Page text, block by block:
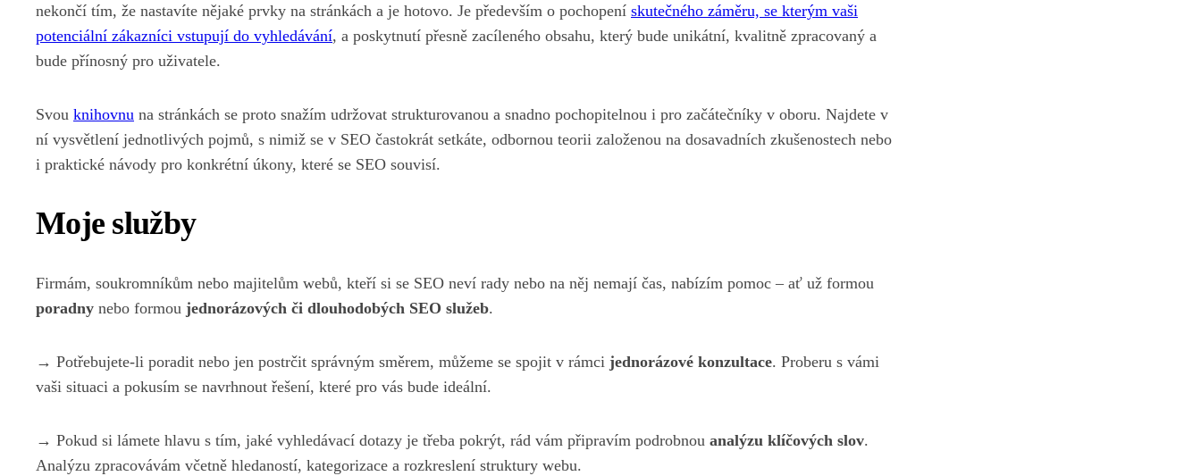
nekončí tím, že nastavíte nějaké prvky na stránkách a je hotovo. Je především o pochopení skutečného záměru, se kterým vaši
potenciální zákazníci vstupují do vyhledávání, a poskytnutí přesně zacíleného obsahu, který bude unikátní, kvalitně zpracovaný a
bude přínosný pro uživatele.
Svou knihovnu na stránkách se proto snažím udržovat strukturovanou a snadno pochopitelnou i pro začátečníky v oboru. Najdete v
ní vysvětlení jednotlivých pojmů, s nimiž se v SEO častokrát setkáte, odbornou teorii založenou na dosavadních zkušenostech nebo
i praktické návody pro konkrétní úkony, které se SEO souvisí.
Moje služby
Firmám, soukromníkům nebo majitelům webů, kteří si se SEO neví rady nebo na něj nemají čas, nabízím pomoc – ať už formou
poradny nebo formou jednorázových či dlouhodobých SEO služeb.
→ Potřebujete-li poradit nebo jen postrčit správným směrem, můžeme se spojit v rámci jednorázové konzultace. Proberu s vámi
vaši situaci a pokusím se navrhnout řešení, které pro vás bude ideální.
→ Pokud si lámete hlavu s tím, jaké vyhledávací dotazy je třeba pokrýt, rád vám připravím podrobnou analýzu klíčových slov.
Analýzu zpracovávám včetně hledaností, kategorizace a rozkreslení struktury webu.